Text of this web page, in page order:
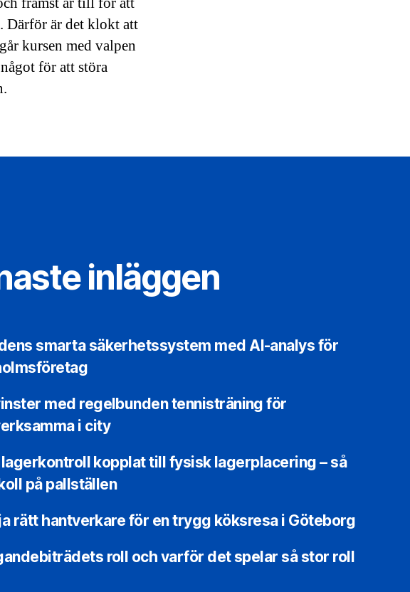
Därför är det klokt att
kursen med valpen
för att störa
inläggen
smarta säkerhetssystem med AI-analys för
med regelbunden tennisträning för
i city
kopplat till fysisk lagerplacering – så
på pallställen
rätt hantverkare för en trygg köksresa i Göteborg
roll och varför det spelar så stor roll